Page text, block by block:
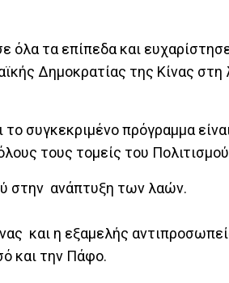
τα επίπεδα και
Δημοκρατίας της Κίνας στη
συγκεκριμένο πρόγραμμα
τους τομείς του
στην ανάπτυξη των λαών.
και η εξαμελής
και την Πάφο.